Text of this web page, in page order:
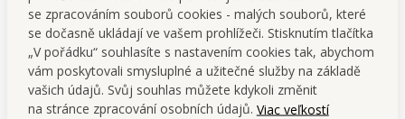
se zpracováním souborů cookies - malých souborů, které
se dočasně ukládají ve vašem prohlížeči. Stisknutím tlačítka
„V pořádku“ souhlasíte s nastavením cookies tak, abychom
vám poskytovali smysluplné a užitečné služby na základě
vašich údajů. Svůj souhlas můžete kdykoli změnit
na stránce zpracování osobních údajů. Viac veľkostí
zpracování. Dnes navazujeme na tuto tradici a spojujeme
prémiové ingredience, prvotřídní řemeslo a nadčasový
designdo jednoho harmonického celku.
MAGNOLIA WOOD – sprchový gel, který promění každé
sprchování v luxusní smyslový rituál.